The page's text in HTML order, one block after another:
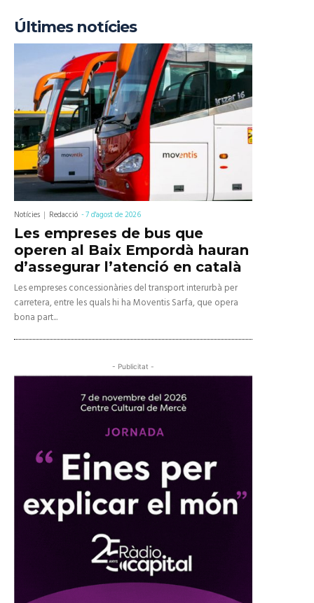
Últimes notícies
Notícies Redacció -7 d'agost de 2026
Les empreses de bus que
operen al Baix Empordà hauran
d’assegurar l’atenció en català
Les empreses concessionàries del transport interurbà per
carretera, entre les quals hi ha Moventis Sarfa, que opera
bona part...
- Publicitat -